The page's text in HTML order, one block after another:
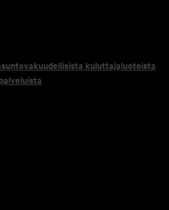
kuluttajaluotoista